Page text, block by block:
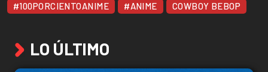
#100PORCIENTOANIME #ANIME COWBOY BEBOP
LO ÚLTIMO